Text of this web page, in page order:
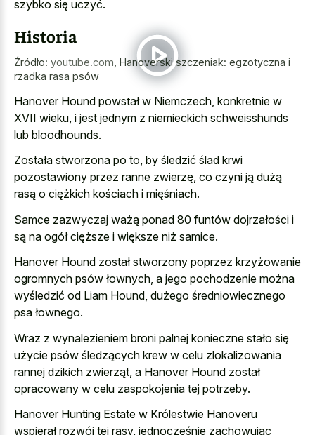
szybko się uczyć.
Historia
Źródło: youtube.com Hanoverski szczeniak: egzotyczna i
rzadka rasa psów
Hanover Hound powstał w Niemczech, konkretnie w
XVII wieku, i jest jednym z niemieckich schweisshunds
lub bloodhounds.
Została stworzona po to, by śledzić ślad krwi
pozostawiony przez ranne zwierzę, co czyni ją dużą
rasą o ciężkich kościach i mięśniach.
Samce zazwyczaj ważą ponad 80 funtów dojrzałości i
są na ogół cięższe i większe niż samice.
Hanover Hound został stworzony poprzez krzyżowanie
ogromnych psów łownych, a jego pochodzenie można
wyśledzić od Liam Hound, dużego średniowiecznego
psa łownego.
Wraz z wynalezieniem broni palnej konieczne stało się
użycie psów śledzących krew w celu zlokalizowania
rannej dzikich zwierząt, a Hanover Hound został
opracowany w celu zaspokojenia tej potrzeby.
Hanover Hunting Estate w Królestwie Hanoveru
wspierał rozwój tej rasy, jednocześnie zachowując